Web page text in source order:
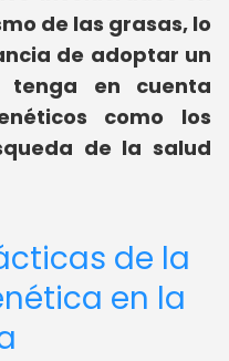
de las grasas, lo
de adoptar un
tenga en cuenta
como los
de la salud
de la
en la